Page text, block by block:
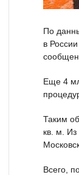
По
в
Еще 4
Таким
кв. м.
Всего,